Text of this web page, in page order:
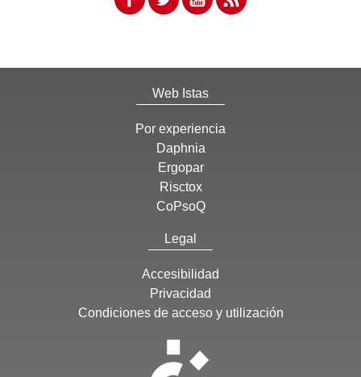
Web Istas
Por experiencia
Daphnia
Ergopar
Risctox
CoPsoQ
Legal
Accesibilidad
Privacidad
Condiciones de acceso y utilización